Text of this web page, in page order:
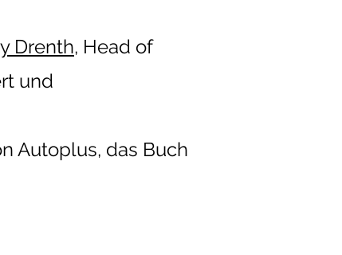
Drenth, Head of
und
Autoplus, das Buch